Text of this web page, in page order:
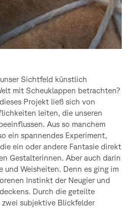
Sichtfeld künstlich
mit Scheuklappen betrachten?
Projekt ließ sich von
leiten, die unseren
Aus so manchem
ein spannendes Experiment,
ein oder andere Fantasie direkt
Gestalterinnen. Aber auch darin
und Weisheiten. Denn es ging im
Instinkt der Neugier und
Durch die geteilte
subjektive Blickfelder